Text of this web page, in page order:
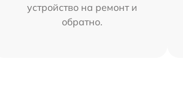
устройство на ремонт и
обратно.